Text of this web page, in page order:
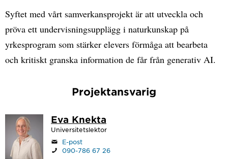
Syftet med vårt samverkansprojekt är att utveckla och
pröva ett undervisningsupplägg i naturkunskap på
yrkesprogram som stärker elevers förmåga att bearbeta
och kritiskt granska information de får från generativ AI.
Projektansvarig
Eva Knekta
Universitetslektor
E-post
090-786 67 26